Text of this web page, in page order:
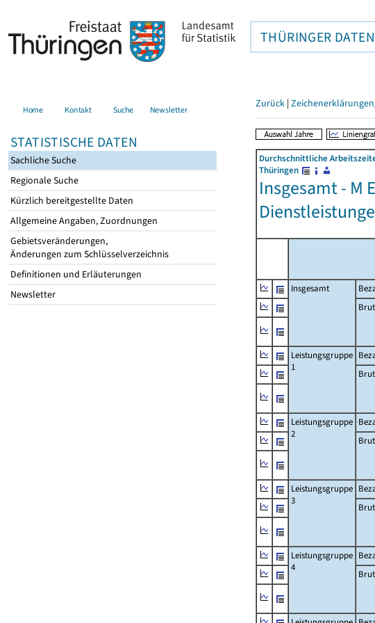
THÜRINGER DATEN
Home Kontakt Suche Newsletter
STATISTISCHE DATEN
Sachliche Suche
Regionale Suche
Kürzlich bereitgestellte Daten
Allgemeine Angaben, Zuordnungen
Gebietsveränderungen,
Änderungen zum Schlüsselverzeichnis
Definitionen und Erläuterungen
Newsletter
Zurück |
Durchschnittliche
Thüringen
Insgesamt - M
Insgesamt
Leistungsgruppe
1
Leistungsgruppe
2
Leistungsgruppe
3
Leistungsgruppe
4